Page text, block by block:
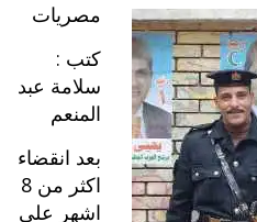
مصريات
كتب :
سلامة عبد
المنعم
بعد انقضاء
اكثر من 8
اشهر على